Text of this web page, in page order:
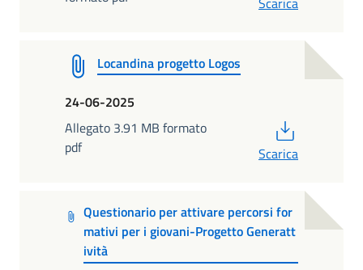
Locandina progetto Logos
24-06-2025
Allegato 3.91 MB formato
pdf
Scarica
Questionario per attivare percorsi for
mativi per i giovani-Progetto Generatt
ività